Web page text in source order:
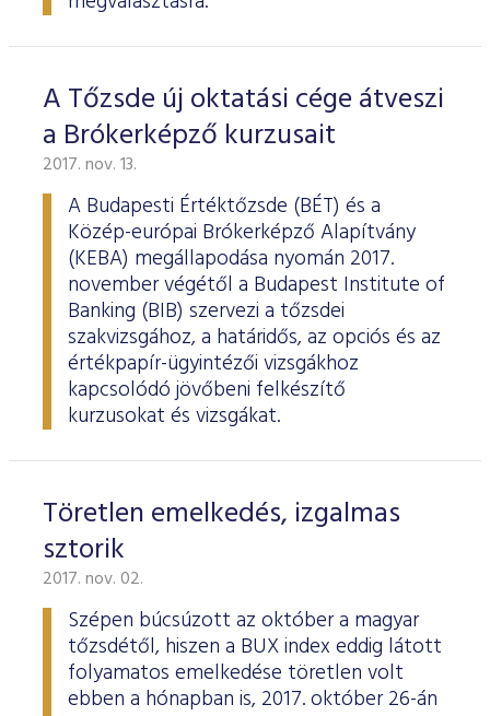
A Tőzsde új oktatási cége átveszi
a Brókerképző kurzusait
2017. nov. 13.
A Budapesti Értéktőzsde (BÉT) és a
Közép-európai Brókerképző Alapítvány
(KEBA) megállapodása nyomán 2017.
november végétől a Budapest Institute of
Banking (BIB) szervezi a tőzsdei
szakvizsgához, a határidős, az opciós és az
értékpapír-ügyintézői vizsgákhoz
kapcsolódó jövőbeni felkészítő
kurzusokat és vizsgákat.
Töretlen emelkedés, izgalmas
sztorik
2017. nov. 02.
Szépen búcsúzott az október a magyar
tőzsdétől, hiszen a BUX index eddig látott
folyamatos emelkedése töretlen volt
ebben a hónapban is, 2017. október 26-án